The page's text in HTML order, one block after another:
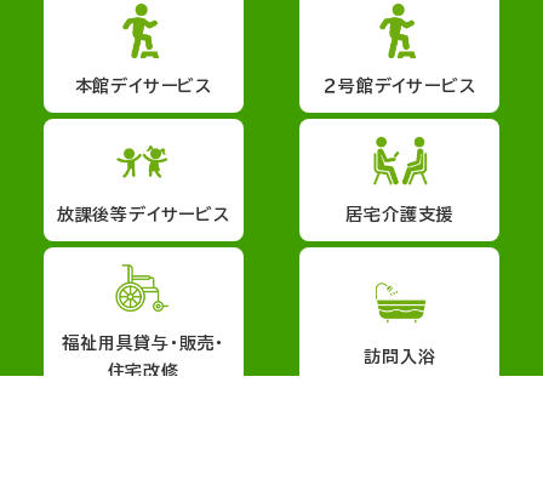
本館デイサービス ２号館デイサービス
放課後等デイサービス 居宅介護支援
福祉用具貸与・販売・
住宅改修
訪問入浴